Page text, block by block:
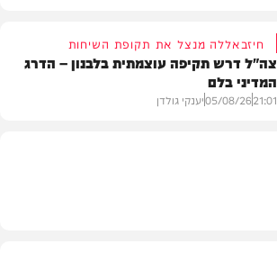
חיזבאללה מנצל את תקופת השיחות
צה"ל דרש תקיפה עוצמתית בלבנון – הדרג
המדיני בלם
21:01
05/08/26יענקי גולדן